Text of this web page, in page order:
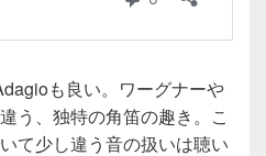
も良い。ワーグナーや
う、独特の角笛の趣き。こ
て少し違う音の扱いは聴い